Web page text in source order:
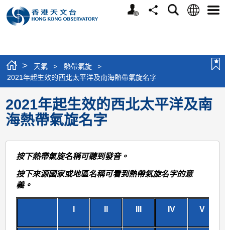
個
分
搜
語
選
> 天氣 > 熱帶氣旋
>
2021年起生效的西北太平洋及南海熱帶氣旋名字
2021年起生效的西北太平洋及南
海熱帶氣旋名字
按下熱帶氣旋名稱可聽到發音。
按下來源國家或地區名稱可看到熱帶氣旋名字的意
義。
IV V